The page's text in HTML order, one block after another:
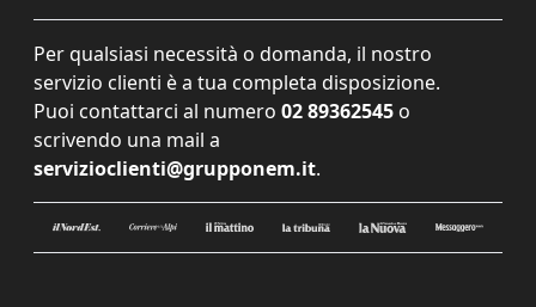
Per qualsiasi necessità o domanda, il nostro
servizio clienti è a tua completa disposizione.
Puoi contattarci al numero 02 89362545 o
scrivendo una mail a
servizioclienti@grupponem.it.